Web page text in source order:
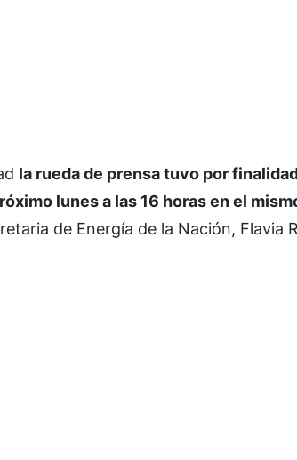
la rueda de prensa tuvo por
lunes a las 16 horas en el
de Energía de la Nación,